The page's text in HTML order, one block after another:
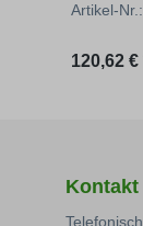
Artikel-
120,62 €
Kontakt